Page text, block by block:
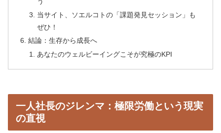
当サイト、ソエルコトの「課題発見セッション」も
ぜひ！
結論：生存から成長へ
あなたのウェルビーイングこそが究極のKPI
一人社長のジレンマ：極限労働という現実
の直視